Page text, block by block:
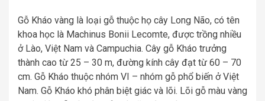
Gỗ Kháo vàng là loại gỗ thuộc họ cây Long Não, có tên
khoa học là Machinus Bonii Lecomte, được trồng nhiều
ở Lào, Việt Nam và Campuchia. Cây gỗ Kháo trưởng
thành cao từ 25 – 30 m, đường kính cây đạt từ 60 – 70
cm. Gỗ Kháo thuộc nhóm VI – nhóm gỗ phổ biến ở Việt
Nam. Gỗ Kháo khó phân biệt giác và lõi. Lõi gỗ màu vàng